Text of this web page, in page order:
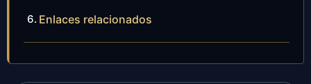
Enlaces relacionados